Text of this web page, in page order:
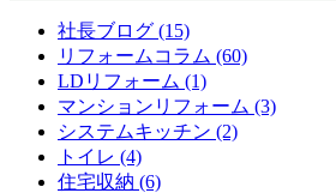
社長ブログ (15)
リフォームコラム (60)
LDリフォーム (1)
マンションリフォーム (3)
システムキッチン (2)
トイレ (4)
住宅収納 (6)